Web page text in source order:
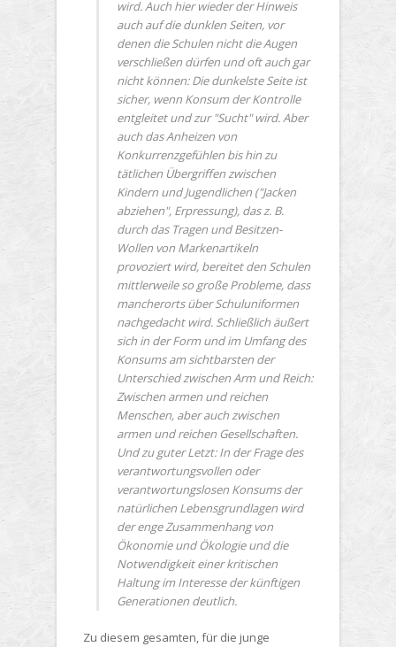
wird. Auch hier wieder der Hinweis
auch auf die dunklen Seiten, vor
denen die Schulen nicht die Augen
verschließen dürfen und oft auch gar
nicht können: Die dunkelste Seite ist
sicher, wenn Konsum der Kontrolle
entgleitet und zur "Sucht" wird. Aber
auch das Anheizen von
Konkurrenzgefühlen bis hin zu
tätlichen Übergriffen zwischen
Kindern und Jugendlichen ("Jacken
abziehen", Erpressung), das z. B.
durch das Tragen und Besitzen-
Wollen von Markenartikeln
provoziert wird, bereitet den Schulen
mittlerweile so große Probleme, dass
mancherorts über Schuluniformen
nachgedacht wird. Schließlich äußert
sich in der Form und im Umfang des
Konsums am sichtbarsten der
Unterschied zwischen Arm und Reich:
Zwischen armen und reichen
Menschen, aber auch zwischen
armen und reichen Gesellschaften.
Und zu guter Letzt: In der Frage des
verantwortungsvollen oder
verantwortungslosen Konsums der
natürlichen Lebensgrundlagen wird
der enge Zusammenhang von
Ökonomie und Ökologie und die
Notwendigkeit einer kritischen
Haltung im Interesse der künftigen
Generationen deutlich.
Zu diesem gesamten, für die junge